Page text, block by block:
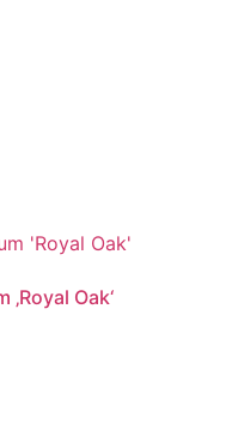
Oak‘